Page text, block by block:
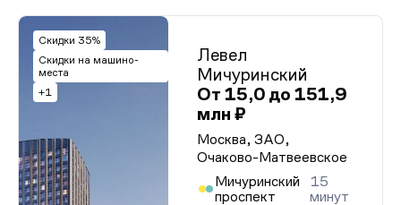
Скидки 35%
Скидки на машино-
места
+1
Левел
Мичуринский
От 15,0 до 151,9
млн ₽
Москва, ЗАО,
Очаково-Матвеевское
Мичуринский
проспект
15
минут